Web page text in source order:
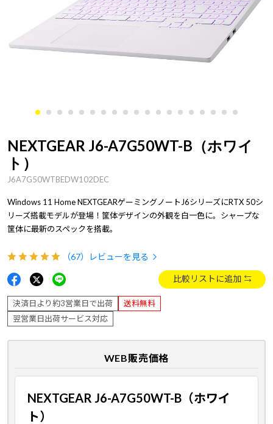
NEXTGEAR J6-A7G50WT-B（ホワイ
ト）
J6A7G50WTBEDW102DEC
Windows 11 Home NEXTGEARゲーミングノートJ6シリーズにRTX 50シ
リーズ搭載モデルが登場！筐体デザインの外観を白一色に。シャープな
筐体に最新のスペックを搭載。
（67） レビューを見る
比較リストに追加
決済日より約3営業日で出荷
送料無料
翌営業日出荷サービス対応
WEB販売価格
NEXTGEAR J6-A7G50WT-B（ホワイ
ト）